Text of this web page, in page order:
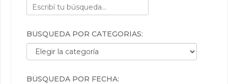
BÚSQUEDA POR CATEGORÍAS:
Búsqueda por categorías:
BÚSQUEDA POR FECHA: